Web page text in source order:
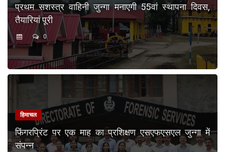
प्रथम सशस्त्र वाहिनी जुन्गा मनाएगी 55वां स्थापना दिवस,
तैयारियां पूरी
0
हिमाचल
फिंगरप्रिंट पर एक माह का प्रशिक्षण एसएफएसएल जुन्गा में
संपन्न